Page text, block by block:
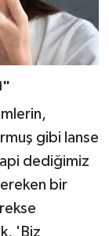
gibi lanse
dediğimiz
bir
'Biz